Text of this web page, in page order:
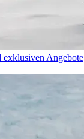
exklusiven Angebote